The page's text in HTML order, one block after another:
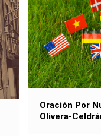
Oración Por
Olivera-